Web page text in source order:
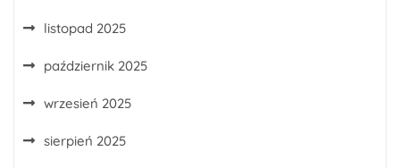
listopad 2025
październik 2025
wrzesień 2025
sierpień 2025